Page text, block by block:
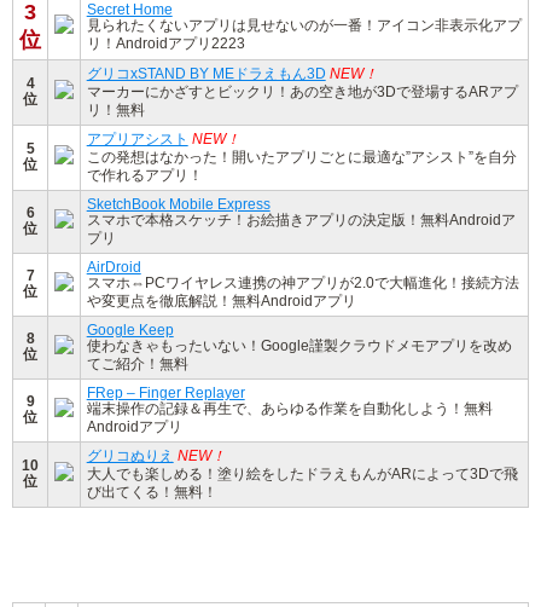
3
位
Secret Home
見られたくないアプリは見せないのが一番！アイコン非表示化アプ
リ！Androidアプリ2223
4
位
グリコxSTAND BY MEドラえもん3D NEW！
マーカーにかざすとビックリ！あの空き地が3Dで登場するARアプ
リ！無料
5
位
アプリアシスト NEW！
この発想はなかった！開いたアプリごとに最適な”アシスト”を自分
で作れるアプリ！
6
位
SketchBook Mobile Express
スマホで本格スケッチ！お絵描きアプリの決定版！無料Androidア
プリ
7
位
AirDroid
スマホ⇔PCワイヤレス連携の神アプリが2.0で大幅進化！接続方法
や変更点を徹底解説！無料Androidアプリ
8
位
Google Keep
使わなきゃもったいない！Google謹製クラウドメモアプリを改め
てご紹介！無料
9
位
FRep – Finger Replayer
端末操作の記録＆再生で、あらゆる作業を自動化しよう！無料
Androidアプリ
10
位
グリコぬりえ NEW！
大人でも楽しめる！塗り絵をしたドラえもんがARによって3Dで飛
び出てくる！無料！